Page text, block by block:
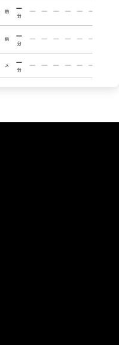
前
分
前
分
メ
分